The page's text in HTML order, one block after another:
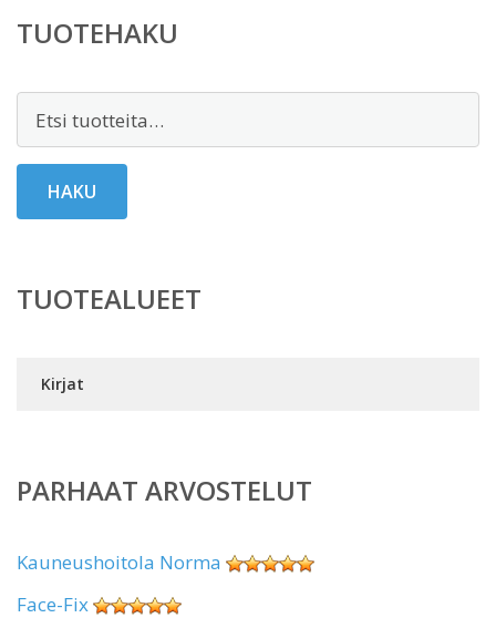
TUOTEHAKU
HAKU
TUOTEALUEET
Kirjat
PARHAAT ARVOSTELUT
Kauneushoitola Norma
Face-Fix